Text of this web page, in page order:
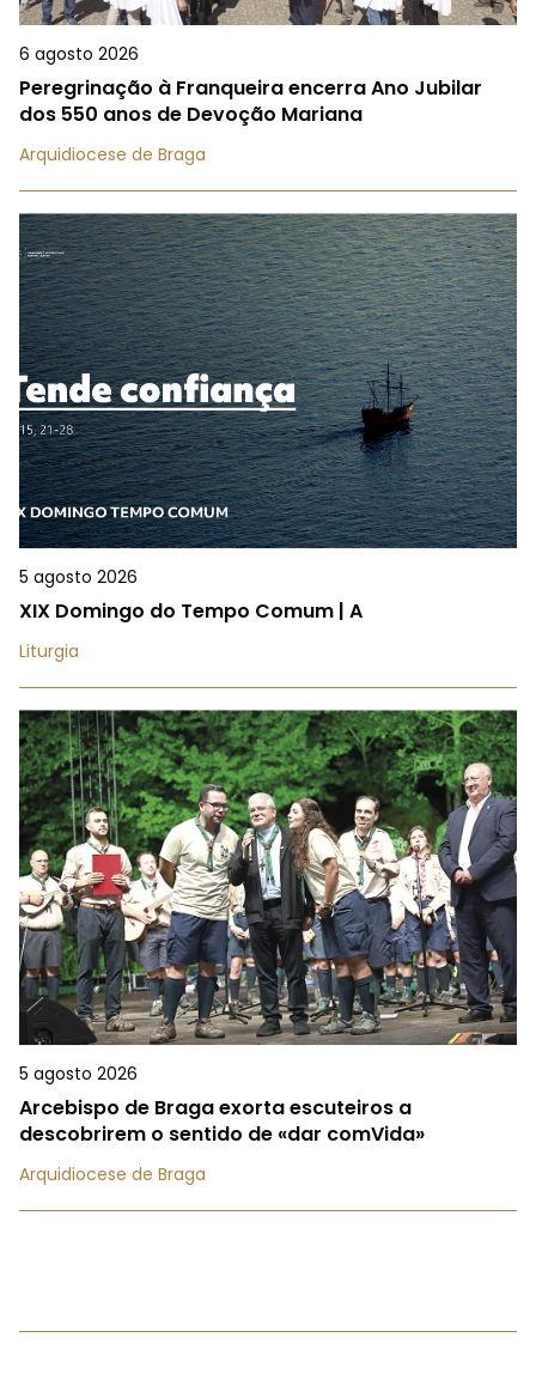
6 agosto 2026
Peregrinação à Franqueira encerra Ano Jubilar
dos 550 anos de Devoção Mariana
Arquidiocese de Braga
5 agosto 2026
XIX Domingo do Tempo Comum | A
Liturgia
5 agosto 2026
Arcebispo de Braga exorta escuteiros a
descobrirem o sentido de «dar comVida»
Arquidiocese de Braga